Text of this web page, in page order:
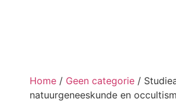
Home / Geen categorie /
natuurgeneeskunde en